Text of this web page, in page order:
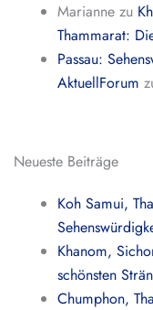
Marianne zu
Thammarat:
Passau:
AktuellForum
Neueste Beiträge
Koh Samui,
Khanom,
schönsten
Chumphon,